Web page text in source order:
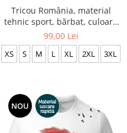
Tricou România, material
tehnic sport, bărbat, culoare
albă CS72
99,00 Lei
XS S M L XL 2XL 3XL
NOU